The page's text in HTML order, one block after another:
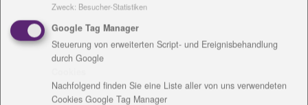
Josephine Prkno
Otto-Krebs-Weg 5
99428 Holzdorf/ Weimar
Zweck: Besucher-Statistiken
Google Tag Manager
Steuerung von erweiterten Script- und Ereignisbehandlung
durch Google
Nachfolgend finden Sie eine Liste aller von uns verwendeten
Cookies Google Tag Manager